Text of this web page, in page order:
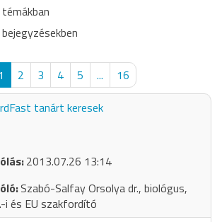
2 3 4 5 ...
16
tanárt keresek
2013.07.26 13:14
Szabó-Salfay Orsolya dr., biológus,
és EU szakfordító